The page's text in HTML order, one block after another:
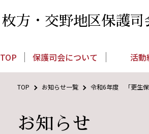
枚方・交野地区保護司
TOP 保護司会について 活
TOP お知らせ一覧 令和6年度 「更生
お知らせ